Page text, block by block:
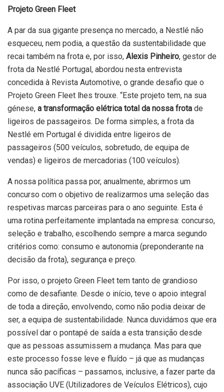
Projeto Green Fleet
A par da sua gigante presença no mercado, a Nestlé não
esqueceu, nem podia, a questão da sustentabilidade que
recai também na frota e, por isso, Alexis Pinheiro, gestor de
frota da Nestlé Portugal, abordou nesta entrevista
concedida à Revista Automotive, o grande desafio que o
Projeto Green Fleet lhes trouxe. “Este projeto tem, na sua
génese, a transformação elétrica total da nossa frota de
ligeiros de passageiros. De forma simples, a frota da
Nestlé em Portugal é dividida entre ligeiros de
passageiros (500 veículos, sobretudo, de equipa de
vendas) e ligeiros de mercadorias (100 veículos).
A nossa política passa por, anualmente, abrirmos um
concurso com o objetivo de realizarmos uma seleção das
respetivas marcas parceiras para o ano seguinte. Esta é
uma rotina perfeitamente implantada na empresa: concurso,
seleção e trabalho, escolhendo sempre a marca segundo
critérios como: consumo e autonomia (preponderante na
decisão da frota), segurança e preço.
Por isso, o projeto Green Fleet tem tanto de grandioso
como de desafiante. Desde o início, teve o apoio integral
de toda a direção, envolvendo, como não podia deixar de
ser, a equipa de sustentabilidade. Nunca duvidámos que era
possível dar o pontapé de saída a esta transição desde
que as pessoas assumissem a mudança. Mas para que
este processo fosse leve e fluído – já que as mudanças
nunca são pacíficas – passamos, inclusive, a fazer parte da
associação UVE (Utilizadores de Veículos Elétricos), cujo